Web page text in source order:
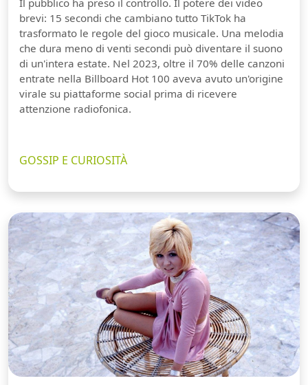
Il pubblico ha preso il controllo. Il potere dei video
brevi: 15 secondi che cambiano tutto TikTok ha
trasformato le regole del gioco musicale. Una melodia
che dura meno di venti secondi può diventare il suono
di un'intera estate. Nel 2023, oltre il 70% delle canzoni
entrate nella Billboard Hot 100 aveva avuto un'origine
virale su piattaforme social prima di ricevere
attenzione radiofonica.
GOSSIP E CURIOSITÀ